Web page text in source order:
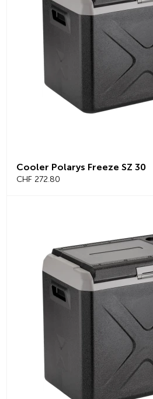
Cooler Polarys Freeze SZ 30
CHF 272.80